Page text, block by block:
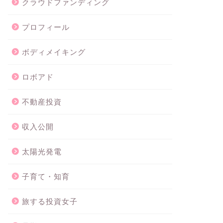
クラウドファンディング
プロフィール
ボディメイキング
ロボアド
不動産投資
収入公開
太陽光発電
子育て・知育
旅する投資女子